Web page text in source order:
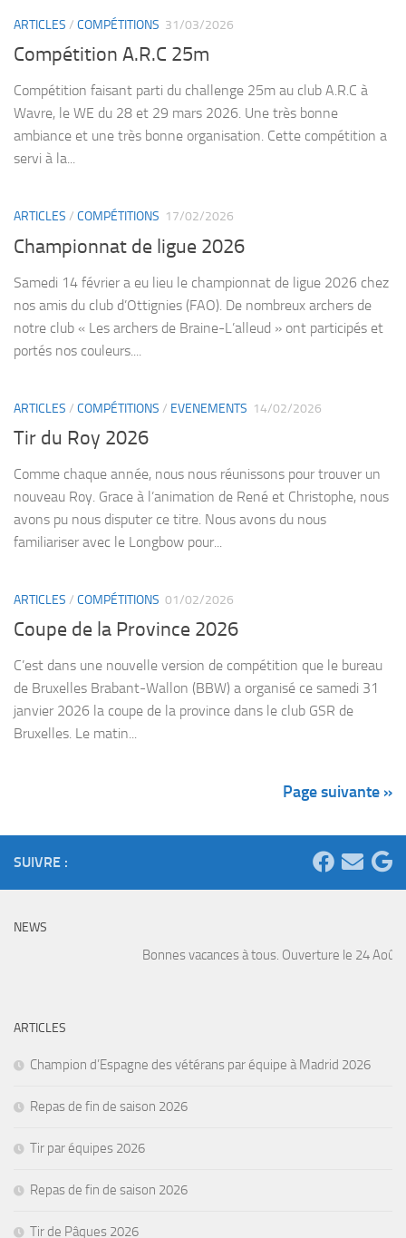
ARTICLES / COMPÉTITIONS 31/03/2026
Compétition A.R.C 25m
Compétition faisant parti du challenge 25m au club A.R.C à
Wavre, le WE du 28 et 29 mars 2026. Une très bonne
ambiance et une très bonne organisation. Cette compétition a
servi à la...
ARTICLES / COMPÉTITIONS 17/02/2026
Championnat de ligue 2026
Samedi 14 février a eu lieu le championnat de ligue 2026 chez
nos amis du club d’Ottignies (FAO). De nombreux archers de
notre club « Les archers de Braine-L’alleud » ont participés et
portés nos couleurs....
ARTICLES / COMPÉTITIONS / EVENEMENTS 14/02/2026
Tir du Roy 2026
Comme chaque année, nous nous réunissons pour trouver un
nouveau Roy. Grace à l’animation de René et Christophe, nous
avons pu nous disputer ce titre. Nous avons du nous
familiariser avec le Longbow pour...
ARTICLES / COMPÉTITIONS 01/02/2026
Coupe de la Province 2026
C’est dans une nouvelle version de compétition que le bureau
de Bruxelles Brabant-Wallon (BBW) a organisé ce samedi 31
janvier 2026 la coupe de la province dans le club GSR de
Bruxelles. Le matin...
Page suivante »
SUIVRE :
NEWS
Bonnes vacances à tous. Ouverture le 24
ARTICLES
Champion d’Espagne des vétérans par équipe à Madrid 2026
Repas de fin de saison 2026
Tir par équipes 2026
Repas de fin de saison 2026
Tir de Pâques 2026